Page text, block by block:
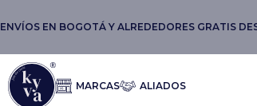
ENVÍOS EN BOGOTÁ Y ALREDEDORES GRATIS
MARCAS ALIADOS